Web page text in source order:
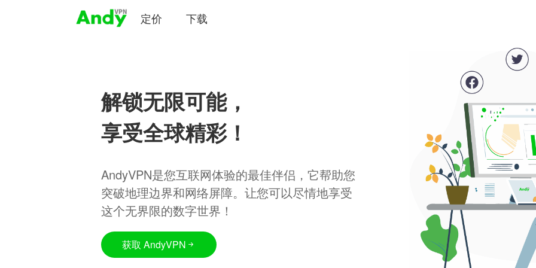
定价 下载
解锁无限可能，
享受全球精彩！
AndyVPN是您互联网体验的最佳伴侣，它帮助您
突破地理边界和网络屏障。让您可以尽情地享受
这个无界限的数字世界！
获取 AndyVPN